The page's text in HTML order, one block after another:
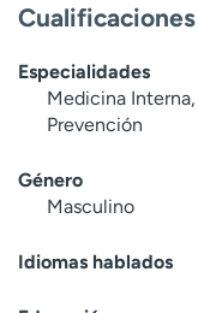
Especialidades
Medicina
Prevención
Género
Masculino
Idiomas hablados